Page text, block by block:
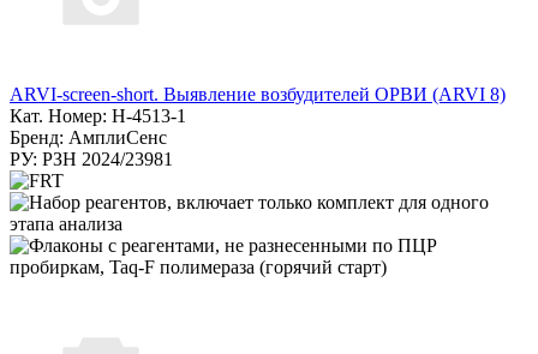
ARVI-screen-short. Выявление возбудителей ОРВИ (ARVI 8)
Кат. Номер: H-4513-1
Бренд: АмплиСенс
РУ: РЗН 2024/23981